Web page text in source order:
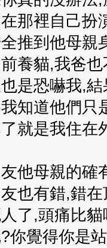
那裡自己扮
推到他母親
養貓,我爸
是恐嚇我,
知道他們只
就是我住在
他母親的確
也有錯,錯
了,頭痛比
你覺得你是